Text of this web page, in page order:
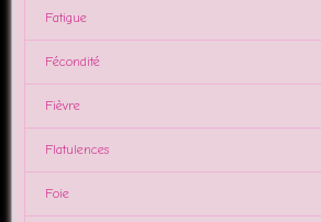
Fatigue
Fécondité
Fièvre
Flatulences
Foie